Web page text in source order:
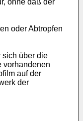
ohne daß der
oder Abtropfen
sich über die
vorhandenen
auf der
der